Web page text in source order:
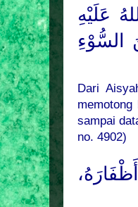
عَلَيْهِ
السُّوْءِ
Dari
sampai
no. 4902)